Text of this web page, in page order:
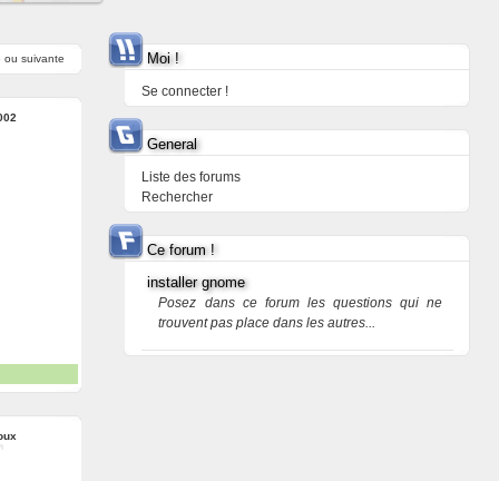
ou suivante Moi !
Se connecter !
General
Liste des forums
Rechercher
Ce forum !
installer gnome
Posez dans ce forum les questions qui ne
trouvent pas place dans les autres...